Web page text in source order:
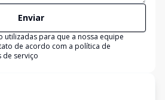
Enviar
utilizadas para que a nossa equipe
de acordo com a política de
de serviço